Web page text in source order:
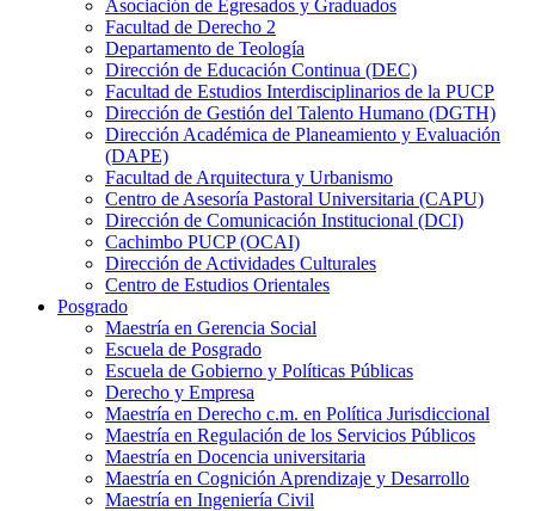
Asociación de Egresados y Graduados
Facultad de Derecho 2
Departamento de Teología
Dirección de Educación Continua (DEC)
Facultad de Estudios Interdisciplinarios de la PUCP
Dirección de Gestión del Talento Humano (DGTH)
Dirección Académica de Planeamiento y Evaluación
(DAPE)
Facultad de Arquitectura y Urbanismo
Centro de Asesoría Pastoral Universitaria (CAPU)
Dirección de Comunicación Institucional (DCI)
Cachimbo PUCP (OCAI)
Dirección de Actividades Culturales
Centro de Estudios Orientales
Posgrado
Maestría en Gerencia Social
Escuela de Posgrado
Escuela de Gobierno y Políticas Públicas
Derecho y Empresa
Maestría en Derecho c.m. en Política Jurisdiccional
Maestría en Regulación de los Servicios Públicos
Maestría en Docencia universitaria
Maestría en Cognición Aprendizaje y Desarrollo
Maestría en Ingeniería Civil